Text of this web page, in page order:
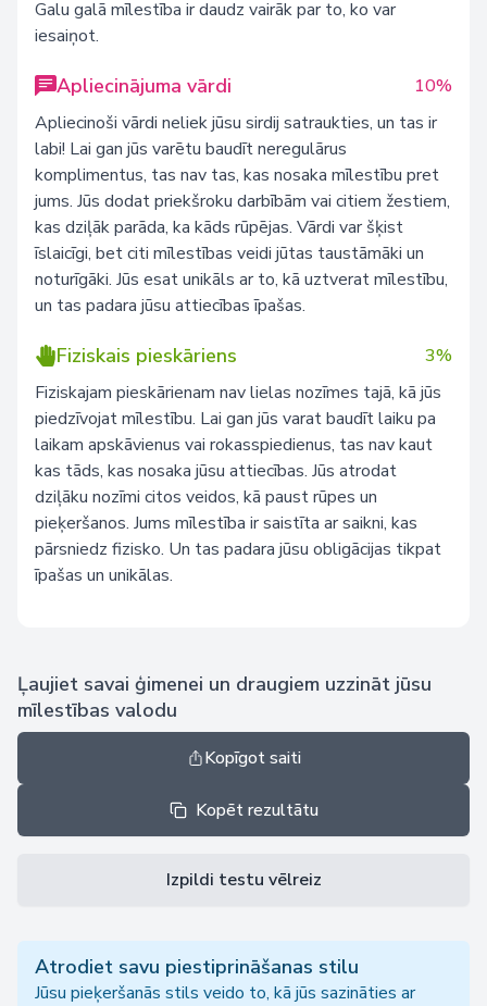
Galu galā mīlestība ir daudz vairāk par to, ko var
iesaiņot.
Apliecinājuma vārdi
10%
Apliecinoši vārdi neliek jūsu sirdij satraukties, un tas ir
labi! Lai gan jūs varētu baudīt neregulārus
komplimentus, tas nav tas, kas nosaka mīlestību pret
jums. Jūs dodat priekšroku darbībām vai citiem žestiem,
kas dziļāk parāda, ka kāds rūpējas. Vārdi var šķist
īslaicīgi, bet citi mīlestības veidi jūtas taustāmāki un
noturīgāki. Jūs esat unikāls ar to, kā uztverat mīlestību,
un tas padara jūsu attiecības īpašas.
Fiziskais pieskāriens
3%
Fiziskajam pieskārienam nav lielas nozīmes tajā, kā jūs
piedzīvojat mīlestību. Lai gan jūs varat baudīt laiku pa
laikam apskāvienus vai rokasspiedienus, tas nav kaut
kas tāds, kas nosaka jūsu attiecības. Jūs atrodat
dziļāku nozīmi citos veidos, kā paust rūpes un
pieķeršanos. Jums mīlestība ir saistīta ar saikni, kas
pārsniedz fizisko. Un tas padara jūsu obligācijas tikpat
īpašas un unikālas.
Ļaujiet savai ģimenei un draugiem uzzināt jūsu
mīlestības valodu
Kopīgot saiti
Kopēt rezultātu
Izpildi testu vēlreiz
Atrodiet savu piestiprināšanas stilu
Jūsu pieķeršanās stils veido to, kā jūs sazināties ar